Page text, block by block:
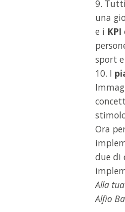
9.
una
e i KPI
sport
10. I
Ora
due di
Alla
Alfio